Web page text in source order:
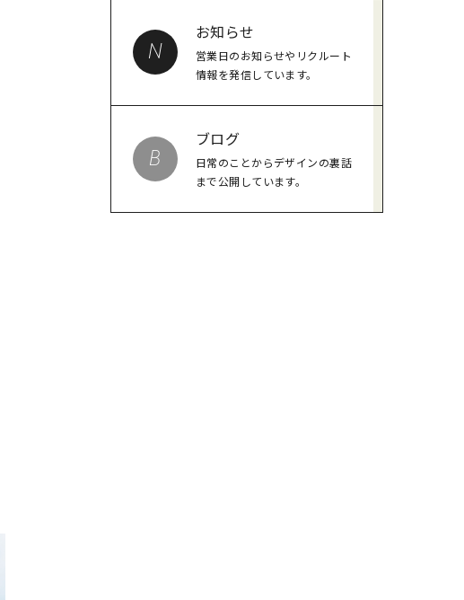
N
お知らせ
営業日のお知らせやリクルート
情報を発信しています。
B
ブログ
日常のことからデザインの裏話
まで公開しています。